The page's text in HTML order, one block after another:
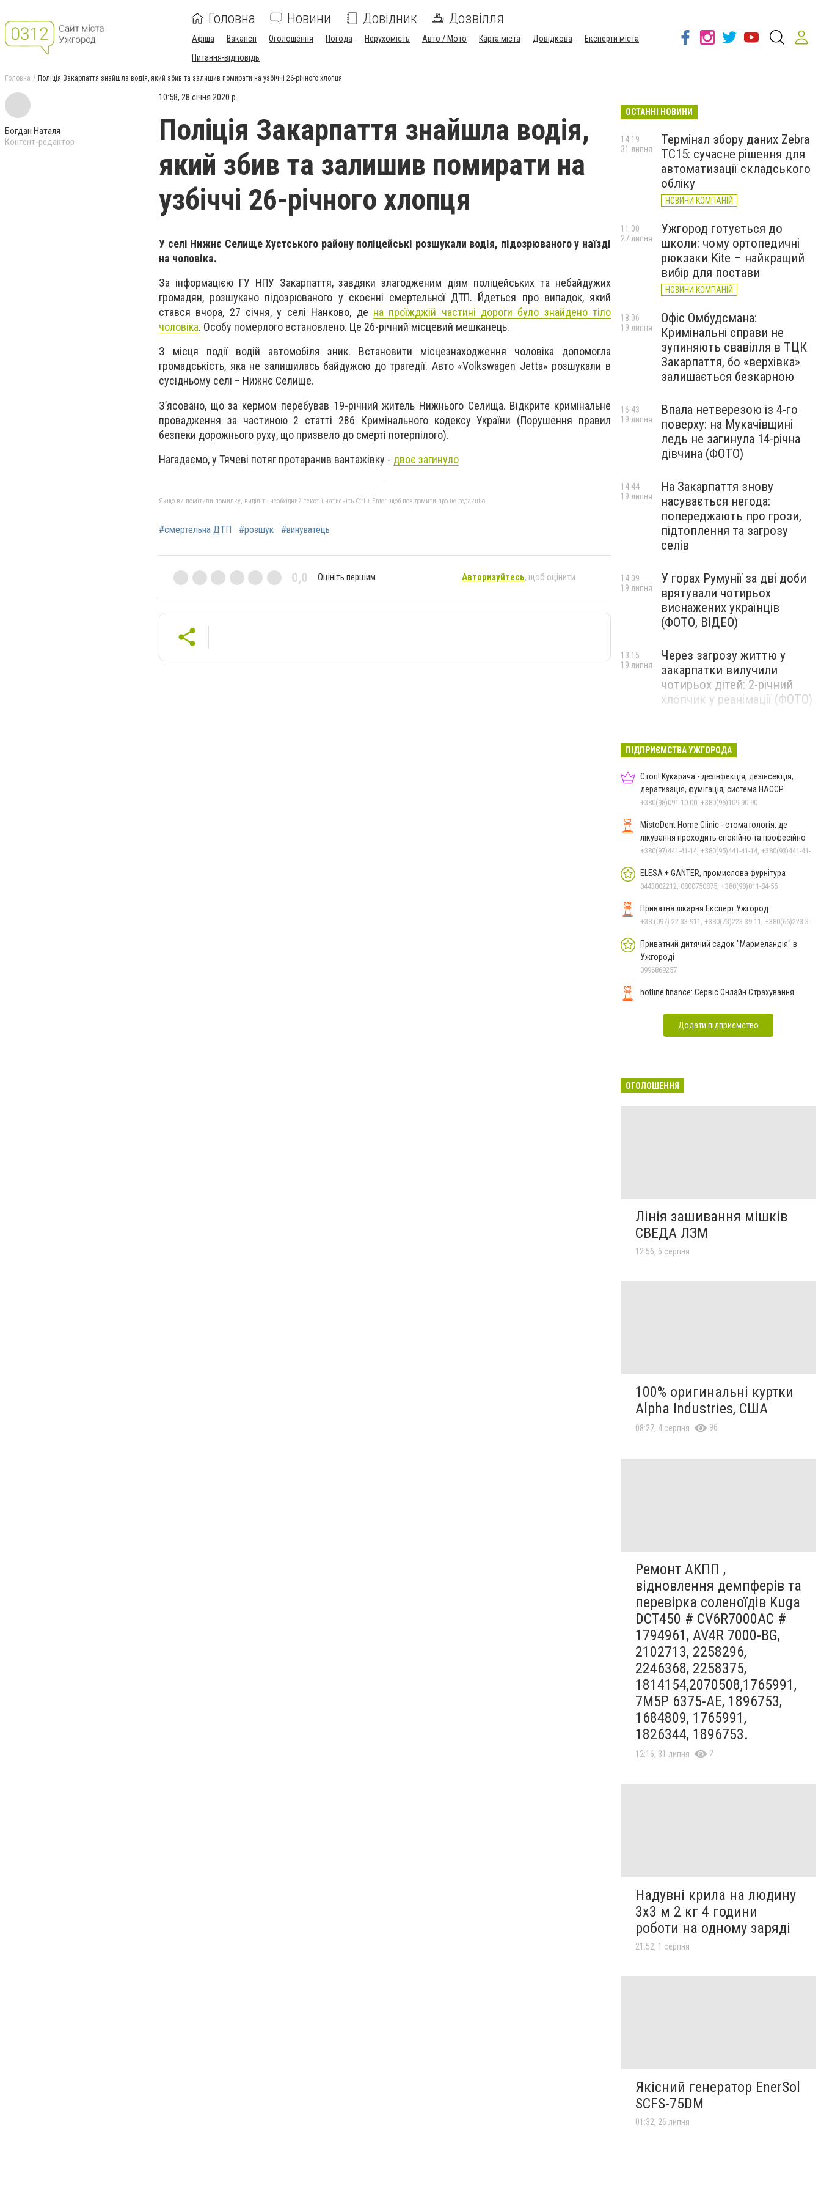
Головна Новини Довідник Дозвілля
Афіша Вакансії Оголошення Погода Нерухомість Авто / Мото Карта міста Довідкова
Експерти міста
Питання-відповідь
Головна Поліція Закарпаття знайшла водія, який збив та залишив помирати на узбіччі 26-річного хлопця
Богдан Наталя
Контент-редактор
10:58, 28 січня 2020 р.
Поліція Закарпаття знайшла водія,
який збив та залишив помирати на
узбіччі 26-річного хлопця
У селі Нижнє Селище Хустського району поліцейські розшукали водія, підозрюваного у наїзді
на чоловіка.
За інформацією ГУ НПУ Закарпаття, завдяки злагодженим діям поліцейських та небайдужих
громадян, розшукано підозрюваного у скоєнні смертельної ДТП. Йдеться про випадок, який
стався вчора, 27 січня, у селі Нанково, де на проїжджій частині дороги було знайдено тіло
чоловіка. Особу померлого встановлено. Це 26-річний місцевий мешканець.
З місця події водій автомобіля зник. Встановити місцезнаходження чоловіка допомогла
громадськість, яка не залишилась байдужою до трагедії. Авто «Volkswagen Jettа» розшукали в
сусідньому селі – Нижнє Селище.
З’ясовано, що за кермом перебував 19-річний житель Нижнього Селища. Відкрите кримінальне
провадження за частиною 2 статті 286 Кримінального кодексу України (Порушення правил
безпеки дорожнього руху, що призвело до смерті потерпілого).
Нагадаємо, у Тячеві потяг протаранив вантажівку - двоє загинуло
Якщо ви помітили помилку, виділіть необхідний текст і натисніть Ctrl + Enter, щоб повідомити про це редакцію
#смертельна ДТП #розшук #винуватець
0,0 Оцініть першим Авторизуйтесь, щоб оцінити
ОСТАННІ НОВИНИ
Термінал збору даних Zebra
TC15: сучасне рішення для
автоматизації складського
обліку
НОВИНИ КОМПАНІЙ
14:19
31 липня
Ужгород готується до
школи: чому ортопедичні
рюкзаки Kite – найкращий
вибір для постави
НОВИНИ КОМПАНІЙ
11:00
27 липня
Офіс Омбудсмана:
Кримінальні справи не
зупиняють свавілля в ТЦК
Закарпаття, бо «верхівка»
залишається безкарною
18:06
19 липня
Впала нетверезою із 4-го
поверху: на Мукачівщині
ледь не загинула 14-річна
дівчина (ФОТО)
16:43
19 липня
На Закарпаття знову
насувається негода:
попереджають про грози,
підтоплення та загрозу
селів
14:44
19 липня
У горах Румунії за дві доби
врятували чотирьох
виснажених українців
(ФОТО, ВІДЕО)
14:09
19 липня
Через загрозу життю у
закарпатки вилучили
чотирьох дітей: 2-річний
хлопчик у реанімації (ФОТО)
13:15
19 липня
полеглим захисником
Артемом Ромчаком
19 липня
ПІДПРИЄМСТВА УЖГОРОДА
Стоп! Кукарача - дезінфекція, дезінсекція,
дератизація, фумігація, система HACCP
+380(98)091-10-00, +380(96)109-90-90
MistoDent Home Clinic - стоматологія, де
лікування проходить спокійно та професійно
+380(97)441-41-14, +380(95)441-41-14, +380(93)441-41-14
ELESA + GANTER, промислова фурнітура
0443002212, 0800750875, +380(98)011-84-55
Приватна лікарня Експерт Ужгород
+38 (097) 22 33 911, +380(73)223-39-11, +380(66)223-39-11
Приватний дитячий садок "Мармеландія" в
Ужгороді
0996869257
hotline.finance: Сервіс Онлайн Страхування
Додати підприємство
ОГОЛОШЕННЯ
Лінія зашивання мішків
СВЕДА ЛЗМ
12:56, 5 серпня
100% оригинальні куртки
Alpha Industries, США
08:27, 4 серпня 96
Ремонт АКПП ,
відновлення демпферів та
перевірка соленоїдів Kuga
DCT450 # CV6R7000AC #
1794961, AV4R 7000-BG,
2102713, 2258296,
2246368, 2258375,
1814154,2070508,1765991,
7M5P 6375-AE, 1896753,
1684809, 1765991,
1826344, 1896753.
12:16, 31 липня 2
Надувні крила на людину
3х3 м 2 кг 4 години
роботи на одному заряді
21:52, 1 серпня
Якісний генератор EnerSol
SCFS-75DM
01:32, 26 липня